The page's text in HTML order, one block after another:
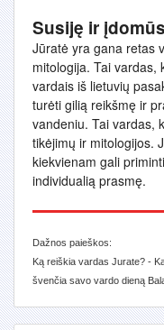
Susiję ir
Jūratė yra gana retas
mitologija. Tai vardas,
vardais iš lietuvių
turėti gilią reikšmę ir
vandeniu. Tai vardas,
tikėjimų ir mitologijos.
kiekvienam gali
individualią prasmę.
Dažnos paieškos:
Ką reiškia vardas Jurate? -
švenčia savo vardo dieną